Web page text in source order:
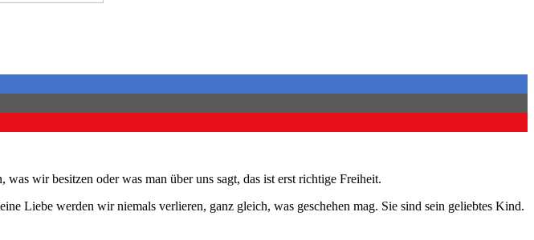
wir besitzen oder was man über uns sagt, das ist erst richtige Freiheit.
Liebe werden wir niemals verlieren, ganz gleich, was geschehen mag. Sie sind sein geliebtes Kind.